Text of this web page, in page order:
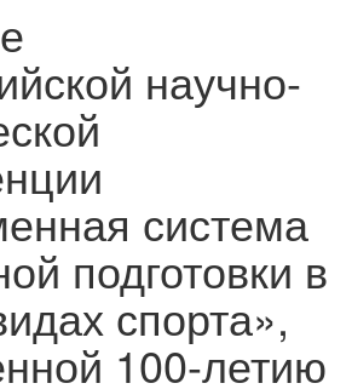
научно-
система
подготовки в
спорта»,
100-летию